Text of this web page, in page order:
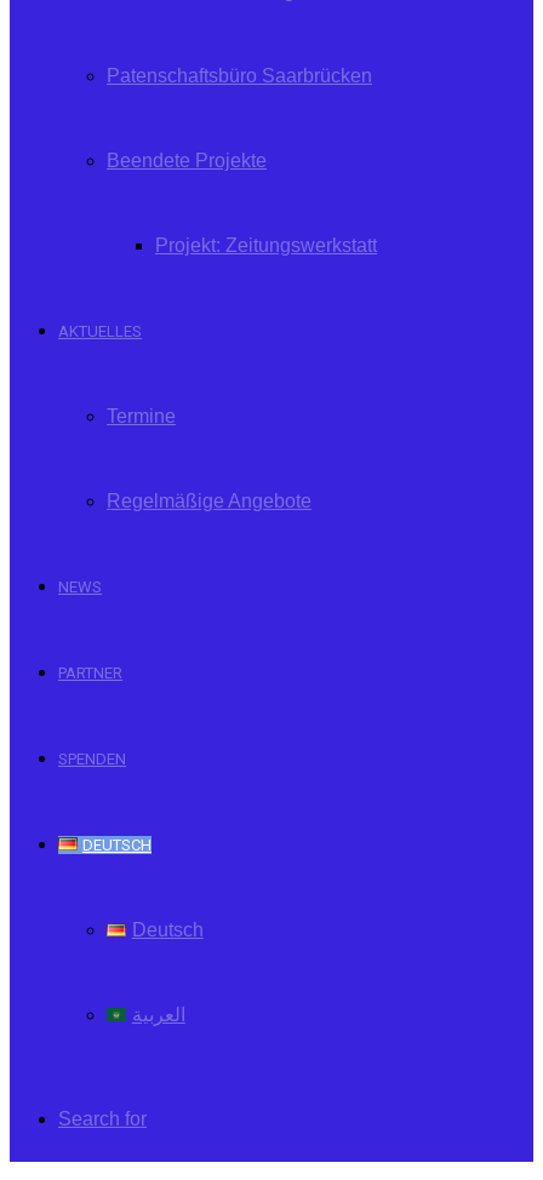
Patenschaftsbüro Saarbrücken
Beendete Projekte
Projekt: Zeitungswerkstatt
AKTUELLES
Termine
Regelmäßige Angebote
NEWS
PARTNER
SPENDEN
DEUTSCH
Deutsch
العربية
Search for